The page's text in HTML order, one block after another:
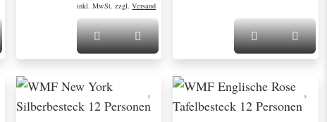
inkl. MwSt. zzgl.Versand